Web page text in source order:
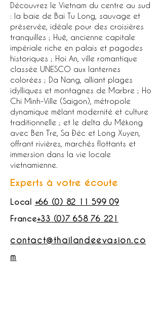
Découvrez le Vietnam du centre au sud
: la baie de Bai Tu Long, sauvage et
préservée, idéale pour des croisières
tranquilles ; Huê, ancienne capitale
impériale riche en palais et pagodes
historiques ; Hoi An, ville romantique
classée UNESCO aux lanternes
colorées ; Da Nang, alliant plages
idylliques et montagnes de Marbre ; Ho
Chi Minh-Ville (Saigon), métropole
dynamique mêlant modernité et culture
traditionnelle ; et le delta du Mékong
avec Ben Tre, Sa Đéc et Long Xuyen,
offrant rivières, marchés flottants et
immersion dans la vie locale
vietnamienne.
Experts à votre écoute
Local +66 (0) 82 11 599 09
France+33 (0)7 658 76 221
contact@thailandeevasion.co
m